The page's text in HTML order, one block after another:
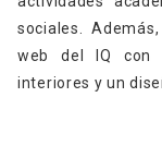
sociales.
web del IQ con
interiores y un